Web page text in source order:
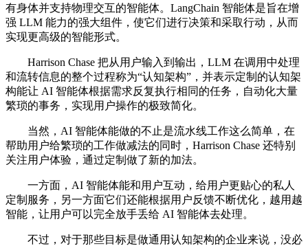
有身体并支持物理交互的智能体。LangChain 智能体是旨在增
强 LLM 能力的强大组件，使它们进行决策和采取行动，从而
实现更高级的智能形式。
Harrison Chase 把从用户输入到输出，LLM 在调用中处理
和流转信息的整个过程称为“认知架构”，并表示定制的认知架
构能让 AI 智能体根据需求反复执行相同的任务，自动化大量
繁琐的事务，实现用户操作的极致简化。
当然，AI 智能体能做的不止是流水线工作这么简单，在
帮助用户给繁琐的工作做减法的同时，Harrison Chase 还特别
关注用户体验，通过定制做了新的加法。
一方面，AI 智能体能和用户互动，给用户更贴心的私人
定制服务，另一方面它们还能根据用户反馈不断优化，越用越
智能，让用户可以完全放手丢给 AI 智能体去处理。
不过，对于那些目标是做通用认知架构的企业来说，没必